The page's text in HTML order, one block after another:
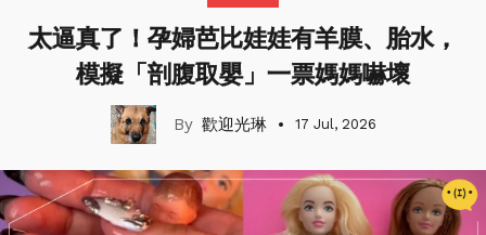
太逼真了！孕婦芭比娃娃有羊膜、胎水，
模擬「剖腹取嬰」一票媽媽嚇壞
歡迎光琳 17 Jul, 2026